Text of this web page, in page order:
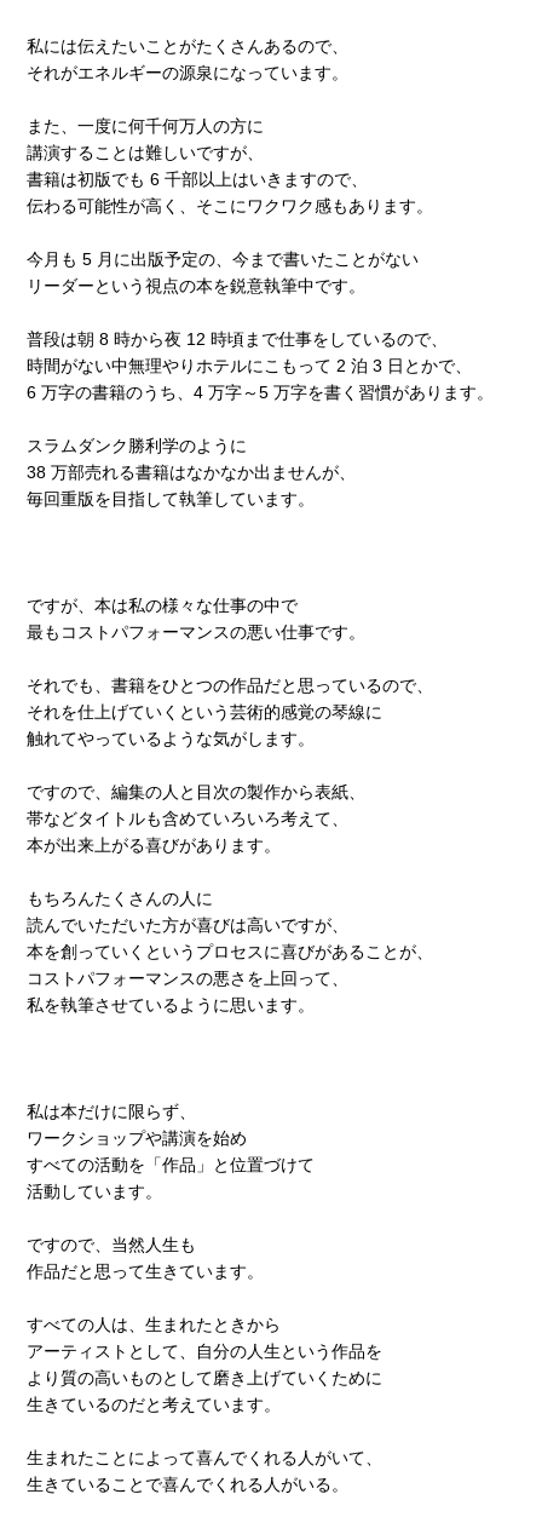
私には伝えたいことがたくさんあるので、
それがエネルギーの源泉になっています。
また、一度に何千何万人の方に
講演することは難しいですが、
書籍は初版でも 6 千部以上はいきますので、
伝わる可能性が高く、そこにワクワク感もあります。
今月も 5 月に出版予定の、今まで書いたことがない
リーダーという視点の本を鋭意執筆中です。
普段は朝 8 時から夜 12 時頃まで仕事をしているので、
時間がない中無理やりホテルにこもって 2 泊 3 日とかで、
6 万字の書籍のうち、4 万字～5 万字を書く習慣があります。
スラムダンク勝利学のように
38 万部売れる書籍はなかなか出ませんが、
毎回重版を目指して執筆しています。
ですが、本は私の様々な仕事の中で
最もコストパフォーマンスの悪い仕事です。
それでも、書籍をひとつの作品だと思っているので、
それを仕上げていくという芸術的感覚の琴線に
触れてやっているような気がします。
ですので、編集の人と目次の製作から表紙、
帯などタイトルも含めていろいろ考えて、
本が出来上がる喜びがあります。
もちろんたくさんの人に
読んでいただいた方が喜びは高いですが、
本を創っていくというプロセスに喜びがあることが、
コストパフォーマンスの悪さを上回って、
私を執筆させているように思います。
私は本だけに限らず、
ワークショップや講演を始め
すべての活動を「作品」と位置づけて
活動しています。
ですので、当然人生も
作品だと思って生きています。
すべての人は、生まれたときから
アーティストとして、自分の人生という作品を
より質の高いものとして磨き上げていくために
生きているのだと考えています。
生まれたことによって喜んでくれる人がいて、
生きていることで喜んでくれる人がいる。